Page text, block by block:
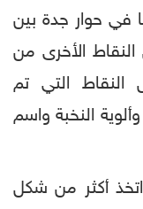
في حوار جدة بين
الأخرى من
التي تم
النخبة واسم
أكثر من شكل